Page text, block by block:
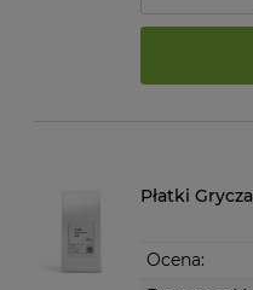
Płatki
Ocena: